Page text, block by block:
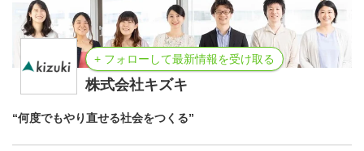
+ フォローして最新情報を受け取る
株式会社キズキ
“何度でもやり直せる社会をつくる”